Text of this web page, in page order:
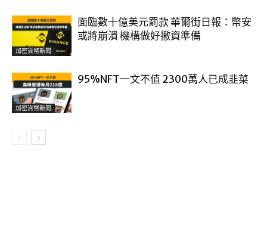
加密貨幣新聞
面臨數十億美元罰款 華爾街日報：幣安
或將崩潰 機構做好撤資準備
加密貨幣新聞
95%NFT一文不值 2300萬人已成韭菜